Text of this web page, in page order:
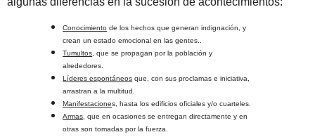
Conocimiento de los hechos que generan indignación, y
crean un estado emocional en las gentes..
Tumultos, que se propagan por la población y
alrededores.
Líderes espontáneos que, con sus proclamas e iniciativa,
arrastran a la multitud.
Manifestaciones, hasta los edificios oficiales y/o cuarteles.
Armas, que en ocasiones se entregan directamente y en
otras son tomadas por la fuerza.